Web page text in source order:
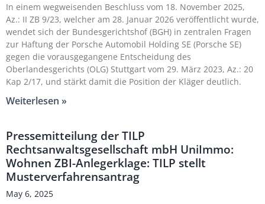
In einem wegweisenden Beschluss vom 18. November 2025,
Az.: II ZB 9/23, welcher am 28. Januar 2026 veröffentlicht wurde,
wendet sich der Bundesgerichtshof (BGH) in zentralen Fragen
zur Haftung der Porsche Automobil Holding SE (Porsche SE)
gegen die vorausgegangene Entscheidung des
Oberlandesgerichts (OLG) Stuttgart vom 29. März 2023, Az.: 20
Kap 2/17, und stärkt damit die Position der Kläger deutlich.
Weiterlesen »
Pressemitteilung der TILP
Rechtsanwaltsgesellschaft mbH UniImmo:
Wohnen ZBI-Anlegerklage: TILP stellt
Musterverfahrensantrag
May 6, 2025